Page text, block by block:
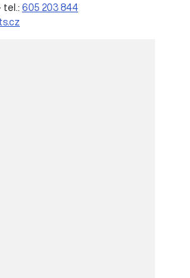
tel.: 605 203 844